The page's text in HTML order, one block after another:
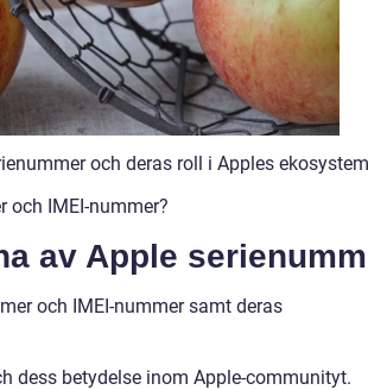
och deras roll i Apples
och IMEI-nummer?
av Apple
och IMEI-nummer samt deras
dess betydelse inom Apple-communityt.